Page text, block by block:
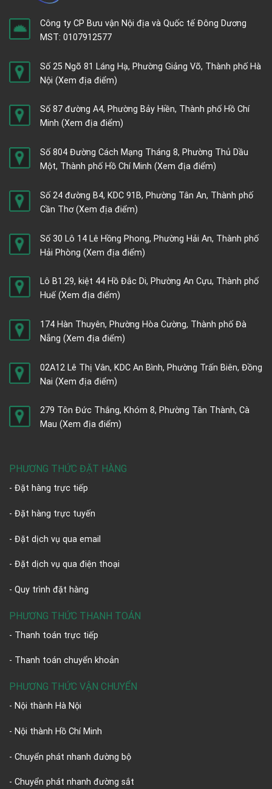
Công ty CP Bưu vận Nội địa và Quốc tế Đông Dương
MST: 0107912577
Số 25 Ngõ 81 Láng Hạ, Phường Giảng Võ, Thành phố Hà
Nội (Xem địa điểm)
Số 87 đường A4, Phường Bảy Hiền, Thành phố Hồ Chí
Minh (Xem địa điểm)
Số 804 Đường Cách Mạng Tháng 8, Phường Thủ Dầu
Một, Thành phố Hồ Chí Minh (Xem địa điểm)
Số 24 đường B4, KDC 91B, Phường Tân An, Thành phố
Cần Thơ(Xem địa điểm)
Số 30 Lô 14 Lê Hồng Phong, Phường Hải An, Thành phố
Hải Phòng (Xem địa điểm)
Lô B1.29, kiệt 44 Hồ Đắc Di, Phường An Cựu, Thành phố
Huế (Xem địa điểm)
174 Hàn Thuyên, Phường Hòa Cường, Thành phố Đà
Nẵng (Xem địa điểm)
02A12 Lê Thị Vân, KDC An Bình, Phường Trấn Biên, Đồng
Nai (Xem địa điểm)
279 Tôn Đức Thắng, Khóm 8, Phường Tân Thành, Cà
Mau (Xem địa điểm)
PHƯƠNG THỨC ĐẶT HÀNG
- Đặt hàng trực tiếp
- Đặt hàng trực tuyến
- Đặt dịch vụ qua email
- Đặt dịch vụ qua điện thoại
- Quy trình đặt hàng
PHƯƠNG THỨC THANH TOÁN
- Thanh toán trực tiếp
- Thanh toán chuyển khoản
PHƯƠNG THỨC VẬN CHUYỂN
- Nội thành Hà Nội
- Nội thành Hồ Chí Minh
- Chuyển phát nhanh đường bộ
- Chuyển phát nhanh đường sắt